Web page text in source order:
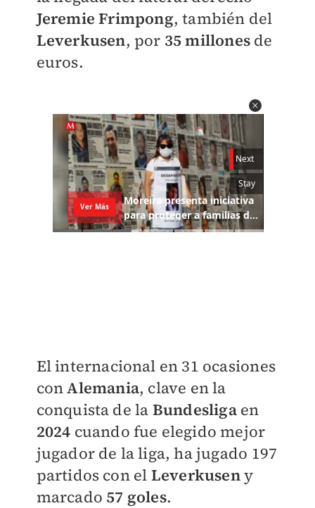
JeremieFrimpong, también del
Leverkusen, por 35millones de
euros.
El internacional en 31 ocasiones
conAlemania, clave en la
conquista de la Bundesliga en
2024 cuando fue elegido mejor
jugador de la liga, ha jugado 197
partidos con el Leverkuseny
marcado 57 goles.